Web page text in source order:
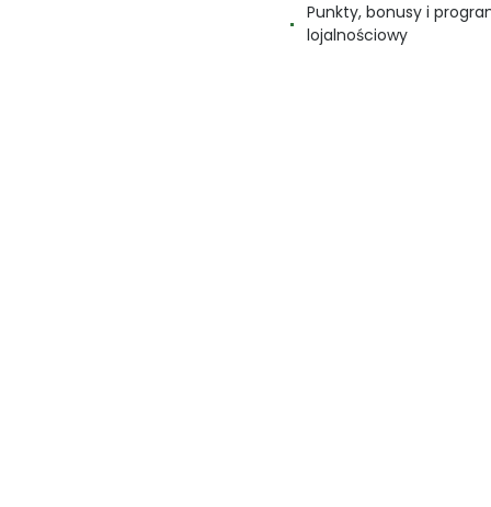
Punkty, bonusy i
lojalnościowy